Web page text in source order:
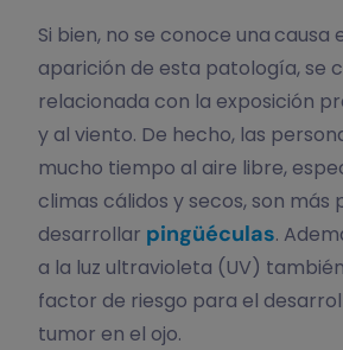
Si bien, no se conoce una causa
aparición de esta patología, se
relacionada con la exposición
y al viento. De hecho, las
mucho tiempo al aire libre,
climas cálidos y secos, son más
desarrollar pingüéculas.
a la luz ultravioleta (UV)
factor de riesgo para el
tumor en el ojo.